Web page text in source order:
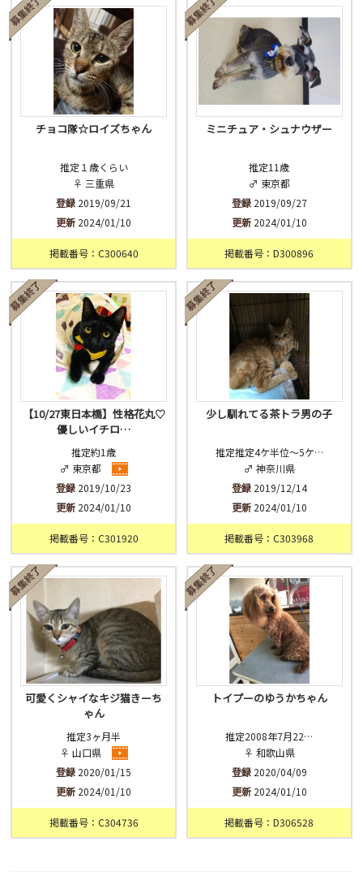
チョコ隊☆ロイズちゃん
推定１歳くらい
♀ 三重県
登録 2019/09/21
更新 2024/01/10
掲載番号：C300640
ミニチュア・シュナウザー
推定11歳
♂ 東京都
登録2019/09/27
更新2024/01/10
掲載番号：D300896
【10/27東日本橋】性格花丸♡
優しいイチロ…
推定約1歳
♂ 東京都
登録 2019/10/23
更新 2024/01/10
掲載番号：C301920
少し馴れてる茶トラ男の子
推定推定4ケ半位〜5ケ…
♂ 神奈川県
登録2019/12/14
更新2024/01/10
掲載番号：C303968
可愛くシャイなキジ猫きーち
ゃん
推定3ヶ月半
♀ 山口県
登録 2020/01/15
更新 2024/01/10
掲載番号：C304736
トイプーのゆうかちゃん
推定2008年7月22…
♀ 和歌山県
登録2020/04/09
更新2024/01/10
掲載番号：D306528